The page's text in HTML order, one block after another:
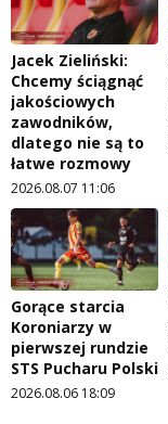
Jacek Zieliński:
Chcemy ściągnąć
jakościowych
zawodników,
dlatego nie są to
łatwe rozmowy
2026.08.07 11:06
Gorące starcia
Koroniarzy w
pierwszej rundzie
STS Pucharu Polski
2026.08.06 18:09